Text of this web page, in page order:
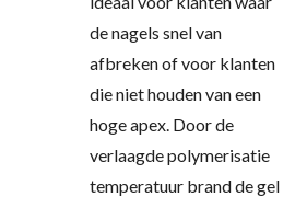
de nagels snel van
afbreken of voor klanten
die niet houden van een
hoge apex. Door de
verlaagde polymerisatie
temperatuur brand de gel